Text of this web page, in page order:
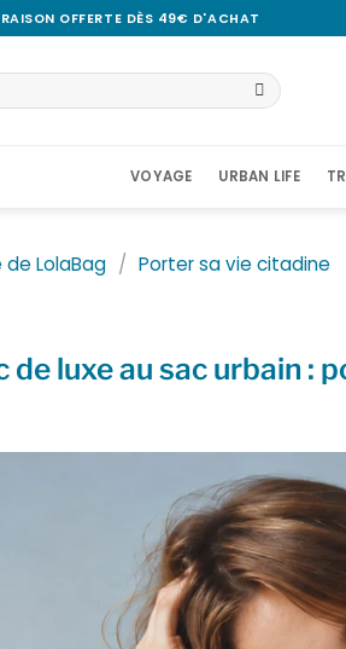
OFFERTE DÈS 49€ D'ACHAT
VOYAGE URBAN LIFE
LolaBag / Porter sa vie citadine
de luxe au sac urbain :